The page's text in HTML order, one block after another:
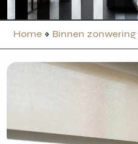
Home » Binnen zonwering